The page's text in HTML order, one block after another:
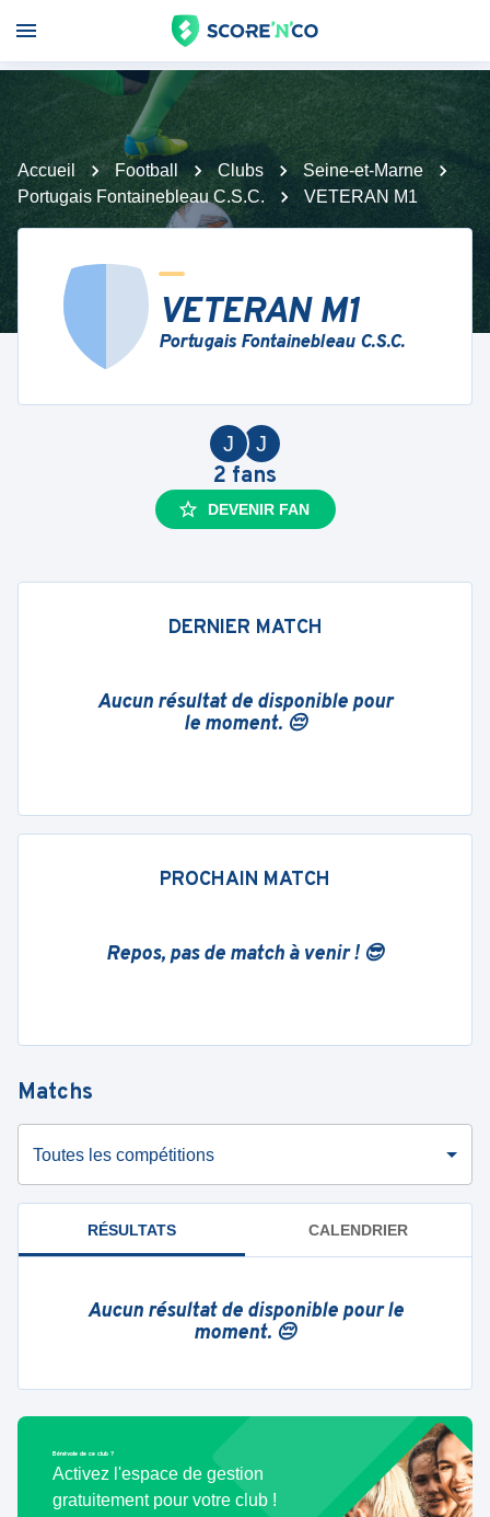
Accueil Football Clubs
Seine-et-Marne
Portugais Fontainebleau C.S.C.
VETERAN M1
VETERAN M1
Portugais Fontainebleau C.S.C.
J
J
2 fans
DEVENIR FAN
DERNIER MATCH
Aucun résultat de disponible pour
le moment. 😔
PROCHAIN MATCH
Repos, pas de match à venir ! 😎
Matchs
Toutes les compétitions
RÉSULTATS CALENDRIER
Aucun résultat de disponible pour le
moment. 😔
Bénévole de ce club ?
Activez l'espace de gestion
gratuitement pour votre club !